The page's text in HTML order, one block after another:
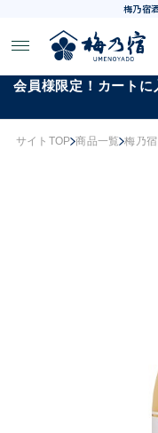
梅乃宿
会員様限定！カートに
サイトTOP 商品一覧 梅乃